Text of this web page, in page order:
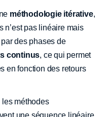
méthodologie itérative,
n’est pas linéaire mais
des phases de
continus, ce qui permet
en fonction des retours
les méthodes
une séquence linéaire